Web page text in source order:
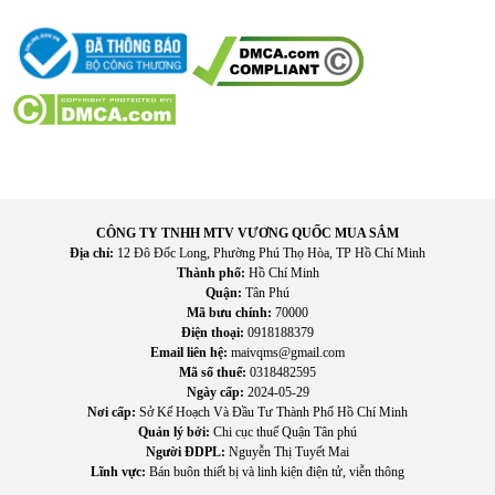
IV. Hướng dẫn sử dụng
1. Lắp đặt và sử dụng tủ đúng cách
Đặt tủ ở vị trí bằng phẳng, thông thoáng
Kết nối nguồn điện ổn định
Điều chỉnh nhiệt độ phù hợp với loại thực phẩm
Không cho thực phẩm còn nóng vào tủ
Sắp xếp thực phẩm hợp lý, không nhồi nhét quá nhiều
CÔNG TY TNHH MTV VƯƠNG QUỐC MUA SẮM
Địa chỉ: 12 Đô Đốc Long, Phường Phú Thọ Hòa, TP Hồ Chí Minh
Thành phố: Hồ Chí Minh
Quận: Tân Phú
Mã bưu chính: 70000
Điện thoại: 0918188379
Email liên hệ: maivqms@gmail.com
Mã số thuế: 0318482595
Ngày cấp: 2024-05-29
Nơi cấp: Sở Kế Hoạch Và Đầu Tư Thành Phố Hồ Chí Minh
Quản lý bởi: Chi cục thuế Quận Tân phú
Người ĐDPL: Nguyễn Thị Tuyết Mai
Lĩnh vực: Bán buôn thiết bị và linh kiện điện tử, viễn thông